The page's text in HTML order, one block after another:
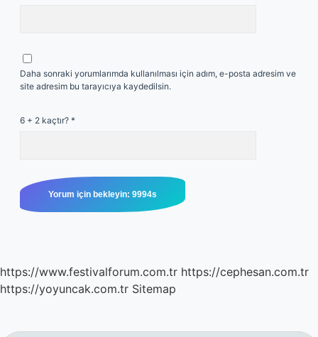
Daha sonraki yorumlarımda kullanılması için adım, e-posta adresim ve
site adresim bu tarayıcıya kaydedilsin.
6 + 2 kaçtır? *
https://www.festivalforum.com.tr https://cephesan.com.tr
https://yoyuncak.com.tr Sitemap